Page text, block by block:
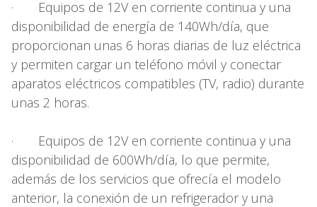
· Equipos de 12V en corriente continua y una
disponibilidad de energía de 140Wh/día, que
proporcionan unas 6 horas diarias de luz eléctrica
y permiten cargar un teléfono móvil y conectar
aparatos eléctricos compatibles (TV, radio) durante
unas 2 horas.
· Equipos de 12V en corriente continua y una
disponibilidad de 600Wh/día, lo que permite,
además de los servicios que ofrecía el modelo
anterior, la conexión de un refrigerador y una